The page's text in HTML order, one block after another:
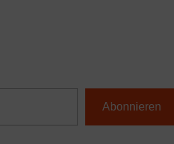
Abonnieren